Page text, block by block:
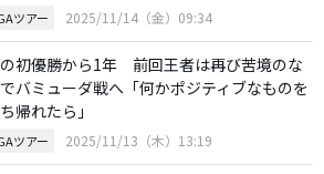
ツアー 2025/11/14（金）09:34
初優勝から1年 前回王者は再び苦境のな
バミューダ戦へ「何かポジティブなものを
帰れたら」
ツアー 2025/11/13（木）13:19